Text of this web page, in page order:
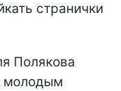
странички
Полякова
молодым